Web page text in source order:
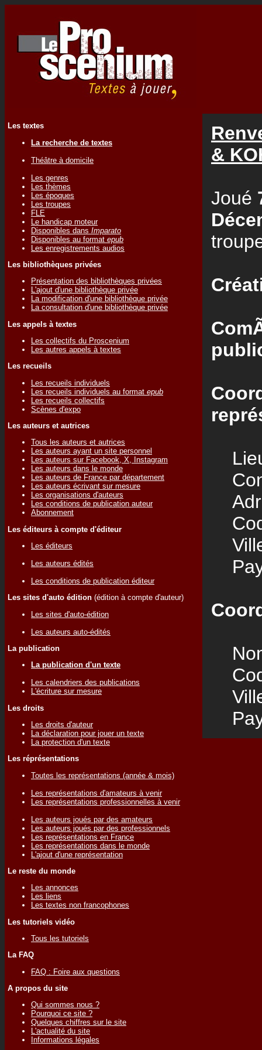
Les textes
La recherche de textes
Théâtre à domicile
Les genres
Les thèmes
Les époques
Les troupes
FLE
Le handicap moteur
Disponibles dans Imparato
Disponibles au format epub
Les enregistrements audios
Les bibliothèques privées
Présentation des bibliothèques privées
L'ajout d'une bibliothèque privée
La modification d'une bibliothèque privée
La consultation d'une bibliothèque privée
Les appels à textes
Les collectifs du Proscenium
Les autres appels à textes
Les recueils
Les recueils individuels
Les recueils individuels au format epub
Les recueils collectifs
Scènes d'expo
Les auteurs et autrices
Tous les auteurs et autrices
Les auteurs ayant un site personnel
Les auteurs sur Facebook, X, Instagram
Les auteurs dans le monde
Les auteurs de France par département
Les auteurs écrivant sur mesure
Les organisations d'auteurs
Les conditions de publication auteur
Abonnement
Les éditeurs à compte d'éditeur
Les éditeurs
Les auteurs édités
Les conditions de publication éditeur
Les sites d'auto édition (édition à compte d'auteur)
Les sites d'auto-édition
Les auteurs auto-édités
La publication
La publication d'un texte
Les calendriers des publications
L'écriture sur mesure
Les droits
Les droits d'auteur
La déclaration pour jouer un texte
La protection d'un texte
Les réprésentations
Toutes les représentations (année & mois)
Les représentations d'amateurs à venir
Les représentations professionnelles à venir
Les auteurs joués par des amateurs
Les auteurs joués par des professionnels
Les représentations en France
Les représentations dans le monde
L'ajout d'une représentation
Le reste du monde
Les annonces
Les liens
Les textes non francophones
Les tutoriels vidéo
Tous les tutoriels
La FAQ
FAQ : Foire aux questions
A propos du site
Qui sommes nous ?
Pourquoi ce site ?
Quelques chiffres sur le site
L'actualité du site
Informations légales
&
Joué